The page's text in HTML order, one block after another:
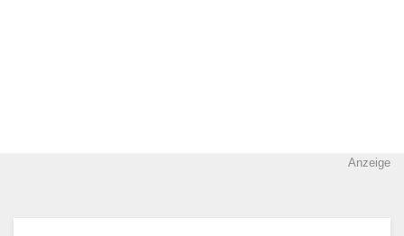
Anzeige